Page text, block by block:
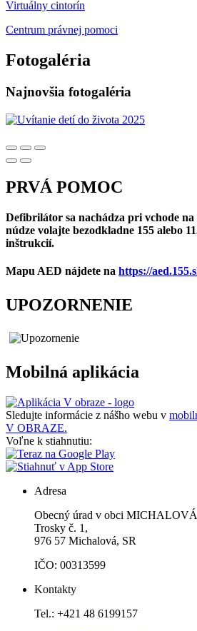
Virtuálny cintorín
Centrum právnej pomoci
Fotogaléria
Najnovšia fotogaléria
PRVÁ POMOC
Defibrilátor sa nachádza pri vchode
núdze volajte bezodkladne 155 alebo
inštrukcií.
Mapu AED nájdete na https://
UPOZORNENIE
Mobilná aplikácia
Sledujte informácie z nášho webu v
V OBRAZE.
Voľne k stiahnutiu:
Adresa
Obecný úrad v obci MICHALOVÁ
Trosky č. 1,
976 57 Michalová, SR
IČO: 00313599
Kontakty
Tel.: +421 48 6199157